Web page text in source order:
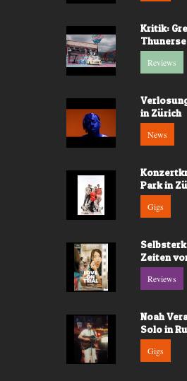
Kritik:
Reviews
in Zürich
News
Park in
Gigs
Zeiten
Reviews
Noah
Solo in
Gigs